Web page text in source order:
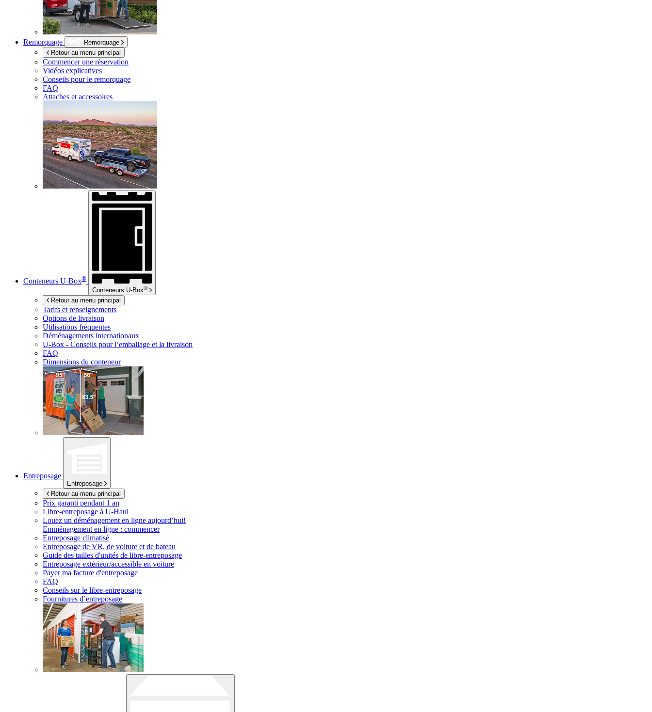
Remorquage
Remorquage
Retour au menu principal
Commencer une réservation
Vidéos explicatives
Conseils pour le remorquage
FAQ
Attaches et accessoires
Conteneurs U-Box®
Conteneurs U-Box®
Retour au menu principal
Tarifs et renseignements
Options de livraison
Utilisations fréquentes
Déménagements internationaux
U-Box - Conseils pour l’emballage et la livraison
FAQ
Dimensions du conteneur
Entreposage
Entreposage
Retour au menu principal
Prix garanti pendant 1 an
Libre-entreposage à U-Haul
Louez un déménagement en ligne aujourd’hui!
Emménagement en ligne : commencer
Entreposage climatisé
Entreposage de VR, de voiture et de bateau
Guide des tailles d'unités de libre-entreposage
Entreposage extérieur/accessible en voiture
Payer ma facture d'entreposage
FAQ
Conseils sur le libre-entreposage
Fournitures d’entreposage